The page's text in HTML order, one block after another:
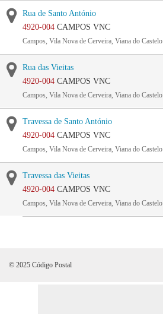
Rua de Santo António
4920-004 CAMPOS VNC
Campos, Vila Nova de Cerveira, Viana do Castelo
Rua das Vieitas
4920-004 CAMPOS VNC
Campos, Vila Nova de Cerveira, Viana do Castelo
Travessa de Santo António
4920-004 CAMPOS VNC
Campos, Vila Nova de Cerveira, Viana do Castelo
Travessa das Vieitas
4920-004 CAMPOS VNC
Campos, Vila Nova de Cerveira, Viana do Castelo
© 2025 Código Postal